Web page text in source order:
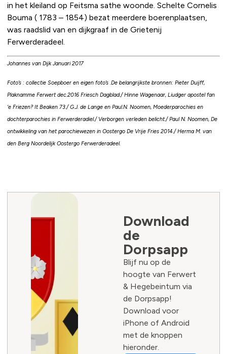
in het kleiland op Feitsma sathe woonde. Schelte Cornelis
Bouma ( 1783 – 1854) bezat meerdere boerenplaatsen,
was raadslid van en dijkgraaf in de Grietenij
Ferwerderadeel.
Johannes van Dijk Januari 2017
Foto’s : collectie Soepboer en eigen foto’s .De belangrijkste bronnen: Pieter Duijff,
Plaknamme Ferwert dec.2016 Friesch Dagblad./ Hinne Wagenaar, Liudger apostel fan
‘e Friezen? It Beaken 73./ G.J. de Lange en Paul.N. Noomen, Moederparochies en
dochterparochies in Ferwerderadiel./ Verborgen verleden belicht./ Paul N. Noomen, De
ontwikkeling van het parochiewezen in Oostergo De Vrije Fries 2014./ Herma M. van
den Berg Noordelijk Oostergo Ferwerderadeel.
Download
de
Dorpsapp
Blijf nu op de
hoogte van Ferwert
& Hegebeintum via
de Dorpsapp!
Download voor
iPhone of Android
met de knoppen
hieronder.